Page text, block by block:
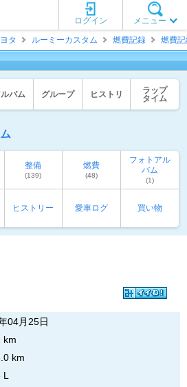
メニュー
ログイン
タ ルーミーカスタム 燃費記録 燃費
バム グループ ヒストリ
ラップ
タイム
整備
(139)
燃費
(48)
フォトアル
バム
(1)
ヒストリー 愛車ログ 買い物
04月25日
km
km